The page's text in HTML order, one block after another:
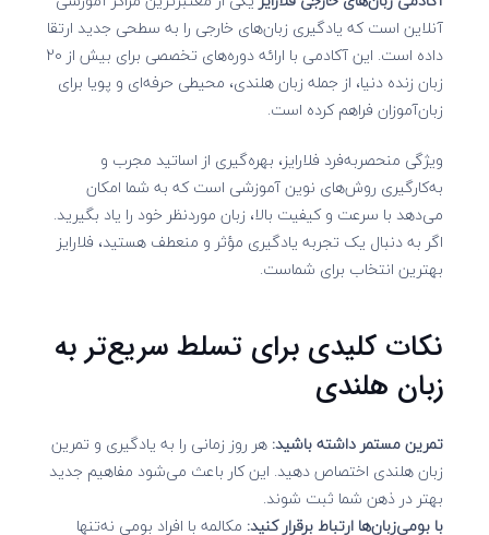
آنلاین است که یادگیری زبان‌های خارجی را به سطحی جدید ارتقا
داده است. این آکادمی با ارائه دوره‌های تخصصی برای بیش از 20
زبان زنده دنیا، از جمله زبان هلندی، محیطی حرفه‌ای و پویا برای
زبان‌آموزان فراهم کرده است.
ویژگی منحصربه‌فرد فلارایز، بهره‌گیری از اساتید مجرب و
به‌کارگیری روش‌های نوین آموزشی است که به شما امکان
می‌دهد با سرعت و کیفیت بالا، زبان موردنظر خود را یاد بگیرید.
اگر به دنبال یک تجربه یادگیری مؤثر و منعطف هستید، فلارایز
بهترین انتخاب برای شماست.
نکات کلیدی برای تسلط سریع‌تر به
زبان هلندی
تمرین مستمر داشته باشید: هر روز زمانی را به یادگیری و تمرین
زبان هلندی اختصاص دهید. این کار باعث می‌شود مفاهیم جدید
بهتر در ذهن شما ثبت شوند.
با بومی‌زبان‌ها ارتباط برقرار کنید: مکالمه با افراد بومی نه‌تنها